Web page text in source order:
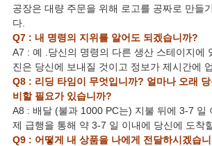
공장은 대량 주문을 위해 로고를 공짜로 만들
다.
Q7 : 내 명령의 지위를 알어도 되겠습니까?
A7 : 예 .당신의 명령의 다른 생산 스테이지에
진은 당신에 보내질 것이고 정보가 제시간에
Q8 : 리딩 타임이 무엇입니까? 얼마나 오래
비할 필요가 있습니까?
A8 : 배달 (불과 1000 PC는) 지불 뒤에 3-7 일
제 급행을 통해 약 3-7 일 이내에 당신에 도착
Q9 : 어떻게 내 상품을 나에게 전달하시겠습